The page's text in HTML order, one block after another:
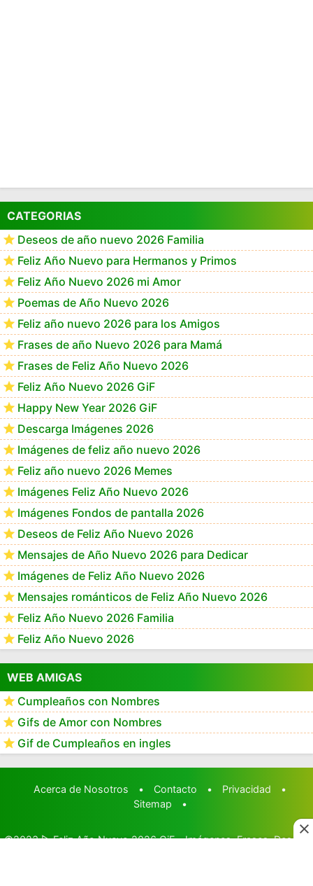
CATEGORIAS
Deseos de año nuevo 2026 Familia
Feliz Año Nuevo para Hermanos y Primos
Feliz Año Nuevo 2026 mi Amor
Poemas de Año Nuevo 2026
Feliz año nuevo 2026 para los Amigos
Frases de año Nuevo 2026 para Mamá
Frases de Feliz Año Nuevo 2026
Feliz Año Nuevo 2026 GiF
Happy New Year 2026 GiF
Descarga Imágenes 2026
Imágenes de feliz año nuevo 2026
Feliz año nuevo 2026 Memes
Imágenes Feliz Año Nuevo 2026
Imágenes Fondos de pantalla 2026
Deseos de Feliz Año Nuevo 2026
Mensajes de Año Nuevo 2026 para Dedicar
Imágenes de Feliz Año Nuevo 2026
Mensajes románticos de Feliz Año Nuevo 2026
Feliz Año Nuevo 2026 Familia
Feliz Año Nuevo 2026
WEB AMIGAS
Cumpleaños con Nombres
Gifs de Amor con Nombres
Gif de Cumpleaños en ingles
Acerca de Nosotros • Contacto • Privacidad
•
Sitemap
•
©2023▷ Feliz Año Nuevo 2026 GiF - Imágenes, Frases, Deseos